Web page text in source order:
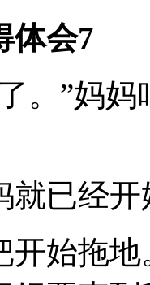
体会7
。”妈
就已经
开始拖